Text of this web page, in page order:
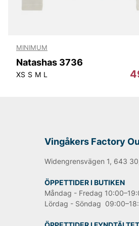
MINIMUM
Natashas 3736
XS S M L
Vingåkers Factory
Widengrensvägen 1, 643
ÖPPETTIDER I BUTIKEN
Måndag - Fredag
Lördag - Söndag